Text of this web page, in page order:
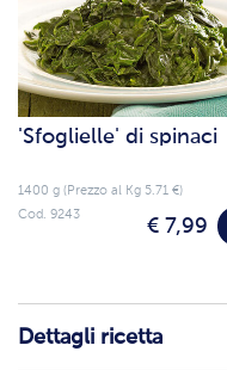
'Sfoglielle' di spinaci
1400 g (Prezzo al Kg 5.71 €)
€ 7,99
Cod. 9243
Dettagli ricetta